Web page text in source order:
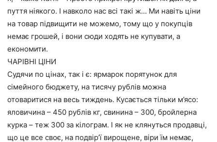
пуття ніякого. І навколо нас всі такі ж… Ми навіть ціни
на товар підвищити не можемо, тому що у покупців
немає грошей, і вони сюди ходять не купувати, а
економити.
ЧАРІВНІ ЦІНИ
Судячи по цінах, так і є: ярмарок порятунок для
сімейного бюджету, на тисячу рублів можна
отоваритися на весь тиждень. Кусається тільки м’ясо:
яловичина – 450 рублів кг, свинина – 300, бройлерна
курка – теж 300 за кілограм. І як не клянуться продавці,
що це все своє, на подвір’ї вирощене, віри їм немає,